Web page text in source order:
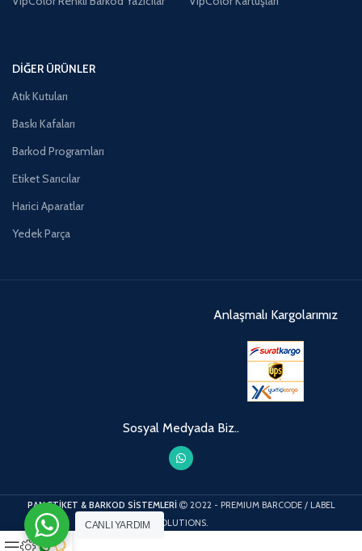
DIĞER ÜRÜNLER
Atık Kutuları
Baskı Kafaları
Barkod Programları
Etiket Sarıcılar
Harici Aparatlar
Yedek Parça
Anlaşmalı Kargolarımız
Sosyal Medyada Biz..
PAN ETİKET & BARKOD SİSTEMLERİ
2022 - PREMIUM BARCODE / LABEL
SOLUTIONS.
CANLI YARDIM